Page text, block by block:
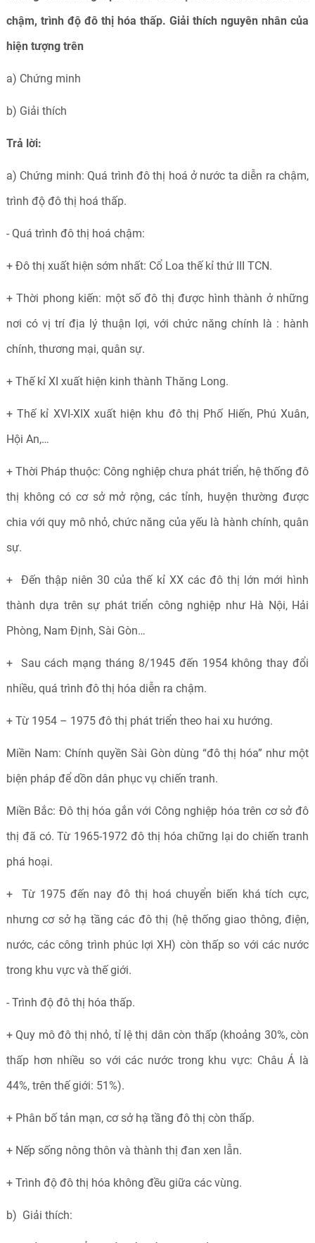
chậm, trình độ đô thị hóa thấp. Giải thích nguyên nhân của
hiện tượng trên
a) Chứng minh
b) Giải thích
Trả lời:
a) Chứng minh: Quá trình đô thị hoá ở nước ta diễn ra chậm,
trình độ đô thị hoá thấp.
- Quá trình đô thị hoá chậm:
+ Đô thị xuất hiện sớm nhất: Cổ Loa thế kỉ thứ III TCN.
+ Thời phong kiến: một số đô thị được hình thành ở những
nơi có vị trí địa lý thuận lợi, với chức năng chính là : hành
chính, thương mại, quân sự.
+ Thế kỉ XI xuất hiện kinh thành Thăng Long.
+ Thế kỉ XVI-XIX xuất hiện khu đô thị Phố Hiến, Phú Xuân,
Hội An,…
+ Thời Pháp thuộc: Công nghiệp chưa phát triển, hệ thống đô
thị không có cơ sở mở rộng, các tỉnh, huyện thường được
chia với quy mô nhỏ, chức năng của yếu là hành chính, quân
sự.
+ Đến thập niên 30 của thế kỉ XX các đô thị lớn mới hình
thành dựa trên sự phát triển công nghiệp như Hà Nội, Hải
Phòng, Nam Định, Sài Gòn…
+ Sau cách mạng tháng 8/1945 đến 1954 không thay đổi
nhiều, quá trình đô thị hóa diễn ra chậm.
+ Từ 1954 – 1975 đô thị phát triển theo hai xu hướng.
Miền Nam: Chính quyền Sài Gòn dùng “đô thị hóa” như một
biện pháp để dồn dân phục vụ chiến tranh.
Miền Bắc: Đô thị hóa gắn với Công nghiệp hóa trên cơ sở đô
thị đã có. Từ 1965-1972 đô thị hóa chững lại do chiến tranh
phá hoại.
+ Từ 1975 đến nay đô thị hoá chuyển biến khá tích cực,
nhưng cơ sở hạ tầng các đô thị (hệ thống giao thông, điện,
nước, các công trình phúc lợi XH) còn thấp so với các nước
trong khu vực và thế giới.
- Trình độ đô thị hóa thấp.
+ Quy mô đô thị nhỏ, tỉ lệ thị dân còn thấp (khoảng 30%, còn
thấp hơn nhiều so với các nước trong khu vực: Châu Á là
44%, trên thế giới: 51%).
+ Phân bố tản mạn, cơ sở hạ tầng đô thị còn thấp.
+ Nếp sống nông thôn và thành thị đan xen lẫn.
+ Trình độ đô thị hóa không đều giữa các vùng.
b) Giải thích: